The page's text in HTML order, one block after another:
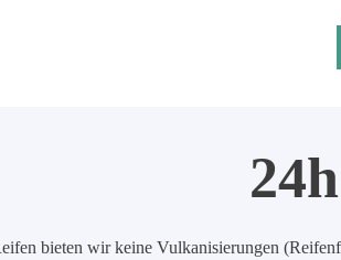
bieten wir keine Vulkanisierungen